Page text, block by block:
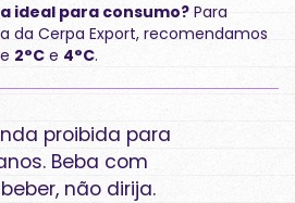
ideal para consumo? Para
da Cerpa Export, recomendamos
2°C e 4°C.
proibida para
Beba com
não dirija.